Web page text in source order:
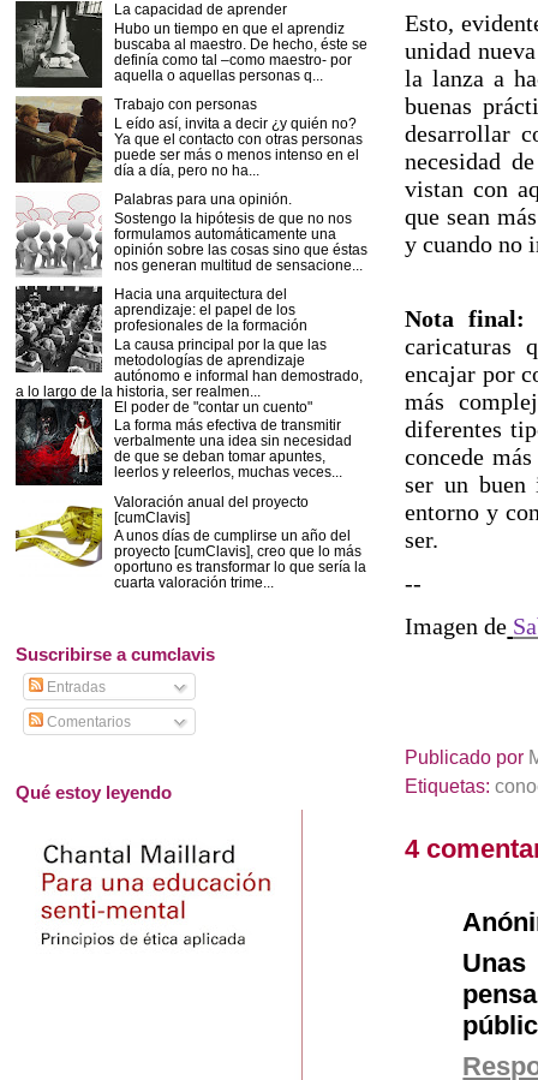
Esto,
unidad
la lanza a
buenas
desarrollar
necesidad
vistan con
que sean
y cuando no
Nota final:
caricaturas
encajar por
más
diferentes
concede
ser un buen
entorno y
ser.
--
Imagen de
Publicado por
Etiquetas:
4
La capacidad de aprender
Hubo un tiempo en que el aprendiz
buscaba al maestro. De hecho, éste se
definía como tal –como maestro- por
aquella o aquellas personas q...
Trabajo con personas
L eído así, invita a decir ¿y quién no?
Ya que el contacto con otras personas
puede ser más o menos intenso en el
día a día, pero no ha...
Palabras para una opinión.
Sostengo la hipótesis de que no nos
formulamos automáticamente una
opinión sobre las cosas sino que éstas
nos generan multitud de sensacione...
Hacia una arquitectura del
aprendizaje: el papel de los
profesionales de la formación
La causa principal por la que las
metodologías de aprendizaje
autónomo e informal han demostrado,
a lo largo de la historia, ser realmen...
El poder de "contar un cuento"
La forma más efectiva de transmitir
verbalmente una idea sin necesidad
de que se deban tomar apuntes,
leerlos y releerlos, muchas veces...
Valoración anual del proyecto
[cumClavis]
A unos días de cumplirse un año del
proyecto [cumClavis], creo que lo más
oportuno es transformar lo que sería la
cuarta valoración trime...
Suscribirse a cumclavis
Entradas
Comentarios
Qué estoy leyendo